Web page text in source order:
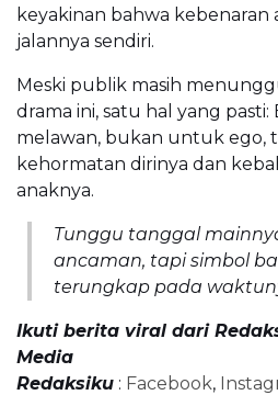
keyakinan bahwa
jalannya sendiri.
Meski publik masih
drama ini, satu hal yang pasti:
melawan, bukan untuk ego,
kehormatan dirinya dan
anaknya.
Tunggu tanggal
ancaman, tapi simbol
terungkap pada
Ikuti berita viral dari
Media
Redaksiku : Facebook,